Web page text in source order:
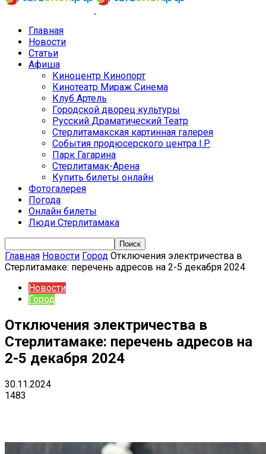
Главная
Новости
Статьи
Афиша
Киноцентр Кинопорт
Кинотеатр Мираж Синема
Клуб Артель
Городской дворец культуры
Русский Драматический Театр
Стерлитамакская картинная галерея
События продюсерского центра I.P.
Парк Гагарина
Стерлитамак-Арена
Купить билеты онлайн
Фотогалерея
Погода
Онлайн билеты
Люди Стерлитамака
Главная Новости Город Отключения электричества в
Стерлитамаке: перечень адресов на 2-5 декабря 2024
Новости
Город
Отключения электричества в
Стерлитамаке: перечень адресов на
2-5 декабря 2024
30.11.2024
1483